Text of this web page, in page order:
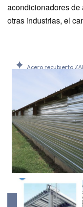
acondicionadores de
otras industrias, el
✦Acero recubierto